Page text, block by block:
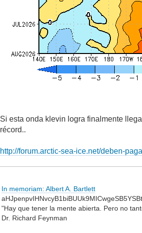
Si esta onda klevin logra finalmente
récord..
http://forum.arctic-sea-ice.net/deben-
In memoriam: Albert A. Bartlett
"Hay que tener la mente abierta. Pero no
Dr. Richard Feynman